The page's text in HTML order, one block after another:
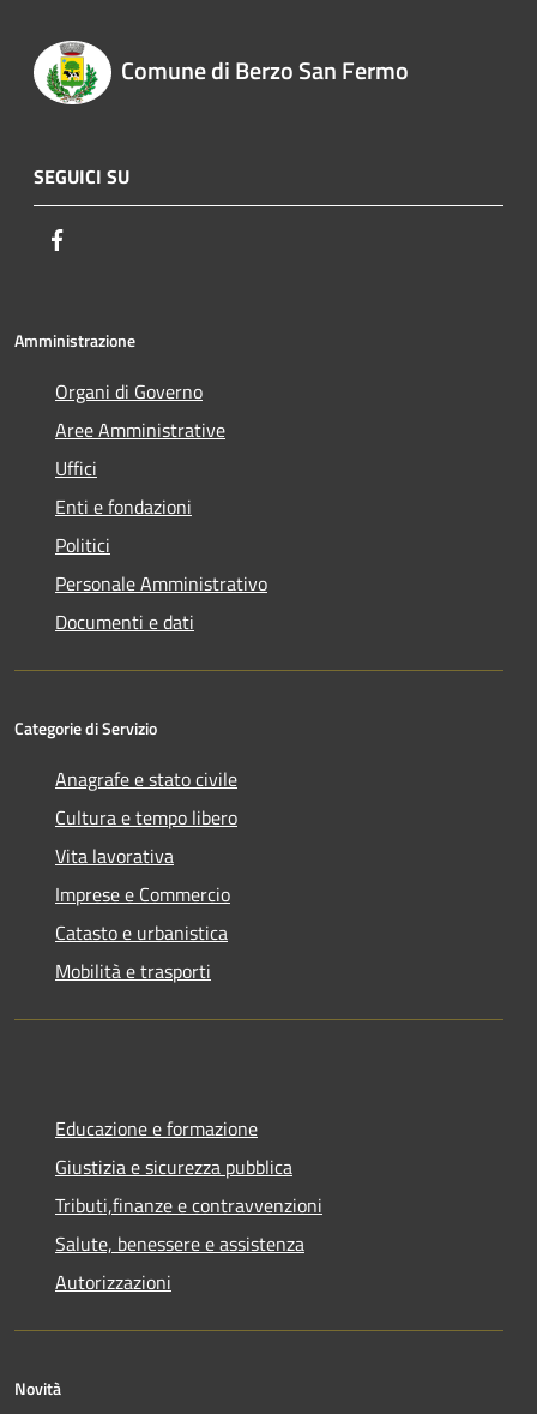
Comune di Berzo San Fermo
SEGUICI SU
Amministrazione
Organi di Governo
Aree Amministrative
Uffici
Enti e fondazioni
Politici
Personale Amministrativo
Documenti e dati
Categorie di Servizio
Anagrafe e stato civile
Cultura e tempo libero
Vita lavorativa
Imprese e Commercio
Catasto e urbanistica
Mobilità e trasporti
Educazione e formazione
Giustizia e sicurezza pubblica
Tributi,finanze e contravvenzioni
Salute, benessere e assistenza
Autorizzazioni
Novità